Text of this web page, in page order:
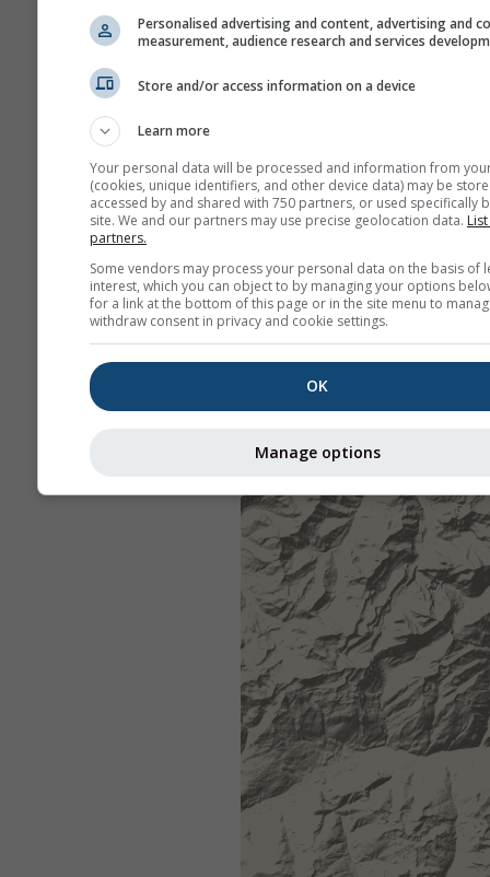
Personalised advertising and content, advertising and
measurement, audience research and services
Store and/or access information on a device
Learn more
Your personal data will be processed and information from
(cookies, unique identifiers, and other device data) may be
accessed by and shared with 750 partners, or used specifically
site. We and our partners may use precise geolocation data.
partners.
Some vendors may process your personal data on the basis of
interest, which you can object to by managing your options
for a link at the bottom of this page or in the site menu to
withdraw consent in privacy and cookie settings.
OK
Manage options